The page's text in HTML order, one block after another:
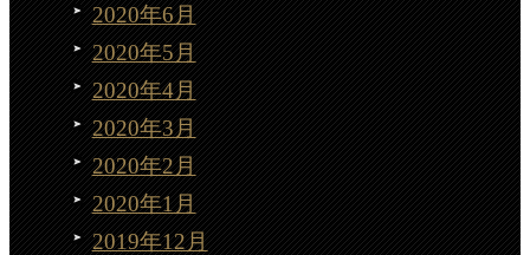
2020年6月
2020年5月
2020年4月
2020年3月
2020年2月
2020年1月
2019年12月